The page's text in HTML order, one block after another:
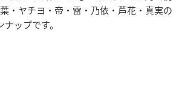
・ヤチヨ・帝・雷・乃依・芦花・真実の
ップです。